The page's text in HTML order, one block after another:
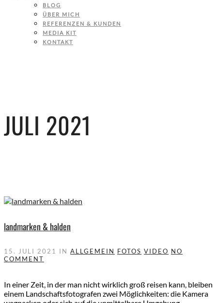
BLOG
ÜBER MICH
REFERENZEN & KUNDEN
MEDIA KIT
KONTAKT
JULI 2021
landmarken & halden
15. JULI 2021 IN ALLGEMEIN FOTOS VIDEO NO
COMMENT
In einer Zeit, in der man nicht wirklich groß reisen kann, bleiben
einem Landschaftsfotografen zwei Möglichkeiten: die Kamera